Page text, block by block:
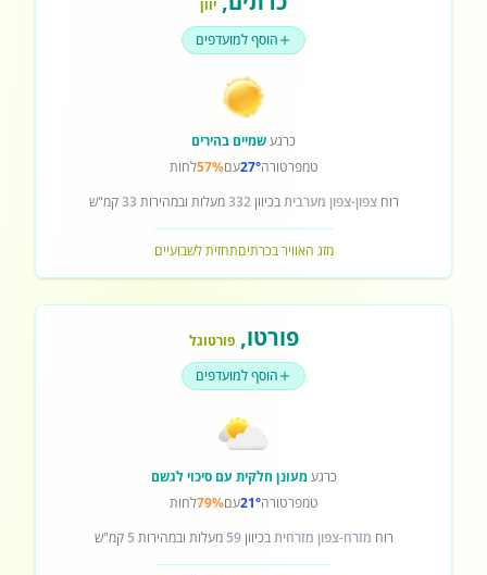
יוון
הוסף למועדפים
כרגעשמיים בהירים
טמפרטורה27°עם57%לחות
רוחצפון-צפון מערביתבכיוון332מעלות ובמהירות 33קמ"ש
מזג האוויר בכרתיםתחזית לשבועיים
פורטו,פורטוגל
הוסף למועדפים
כרגעמעונן חלקית עם סיכוי לגשם
טמפרטורה21°עם79%לחות
רוח מזרח-צפון מזרחיתבכיוון59 מעלות ובמהירות 5 קמ"ש